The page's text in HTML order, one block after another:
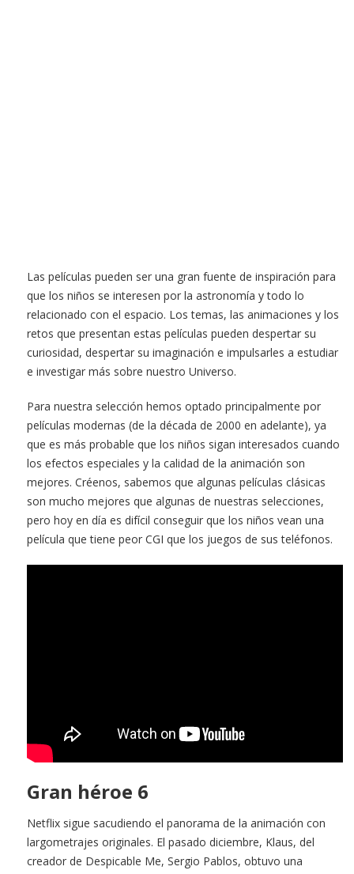
Las películas pueden ser una gran fuente de inspiración para
que los niños se interesen por la astronomía y todo lo
relacionado con el espacio. Los temas, las animaciones y los
retos que presentan estas películas pueden despertar su
curiosidad, despertar su imaginación e impulsarles a estudiar
e investigar más sobre nuestro Universo.
Para nuestra selección hemos optado principalmente por
películas modernas (de la década de 2000 en adelante), ya
que es más probable que los niños sigan interesados cuando
los efectos especiales y la calidad de la animación son
mejores. Créenos, sabemos que algunas películas clásicas
son mucho mejores que algunas de nuestras selecciones,
pero hoy en día es difícil conseguir que los niños vean una
película que tiene peor CGI que los juegos de sus teléfonos.
Gran héroe 6
Netflix sigue sacudiendo el panorama de la animación con
largometrajes originales. El pasado diciembre, Klaus, del
creador de Despicable Me, Sergio Pablos, obtuvo una